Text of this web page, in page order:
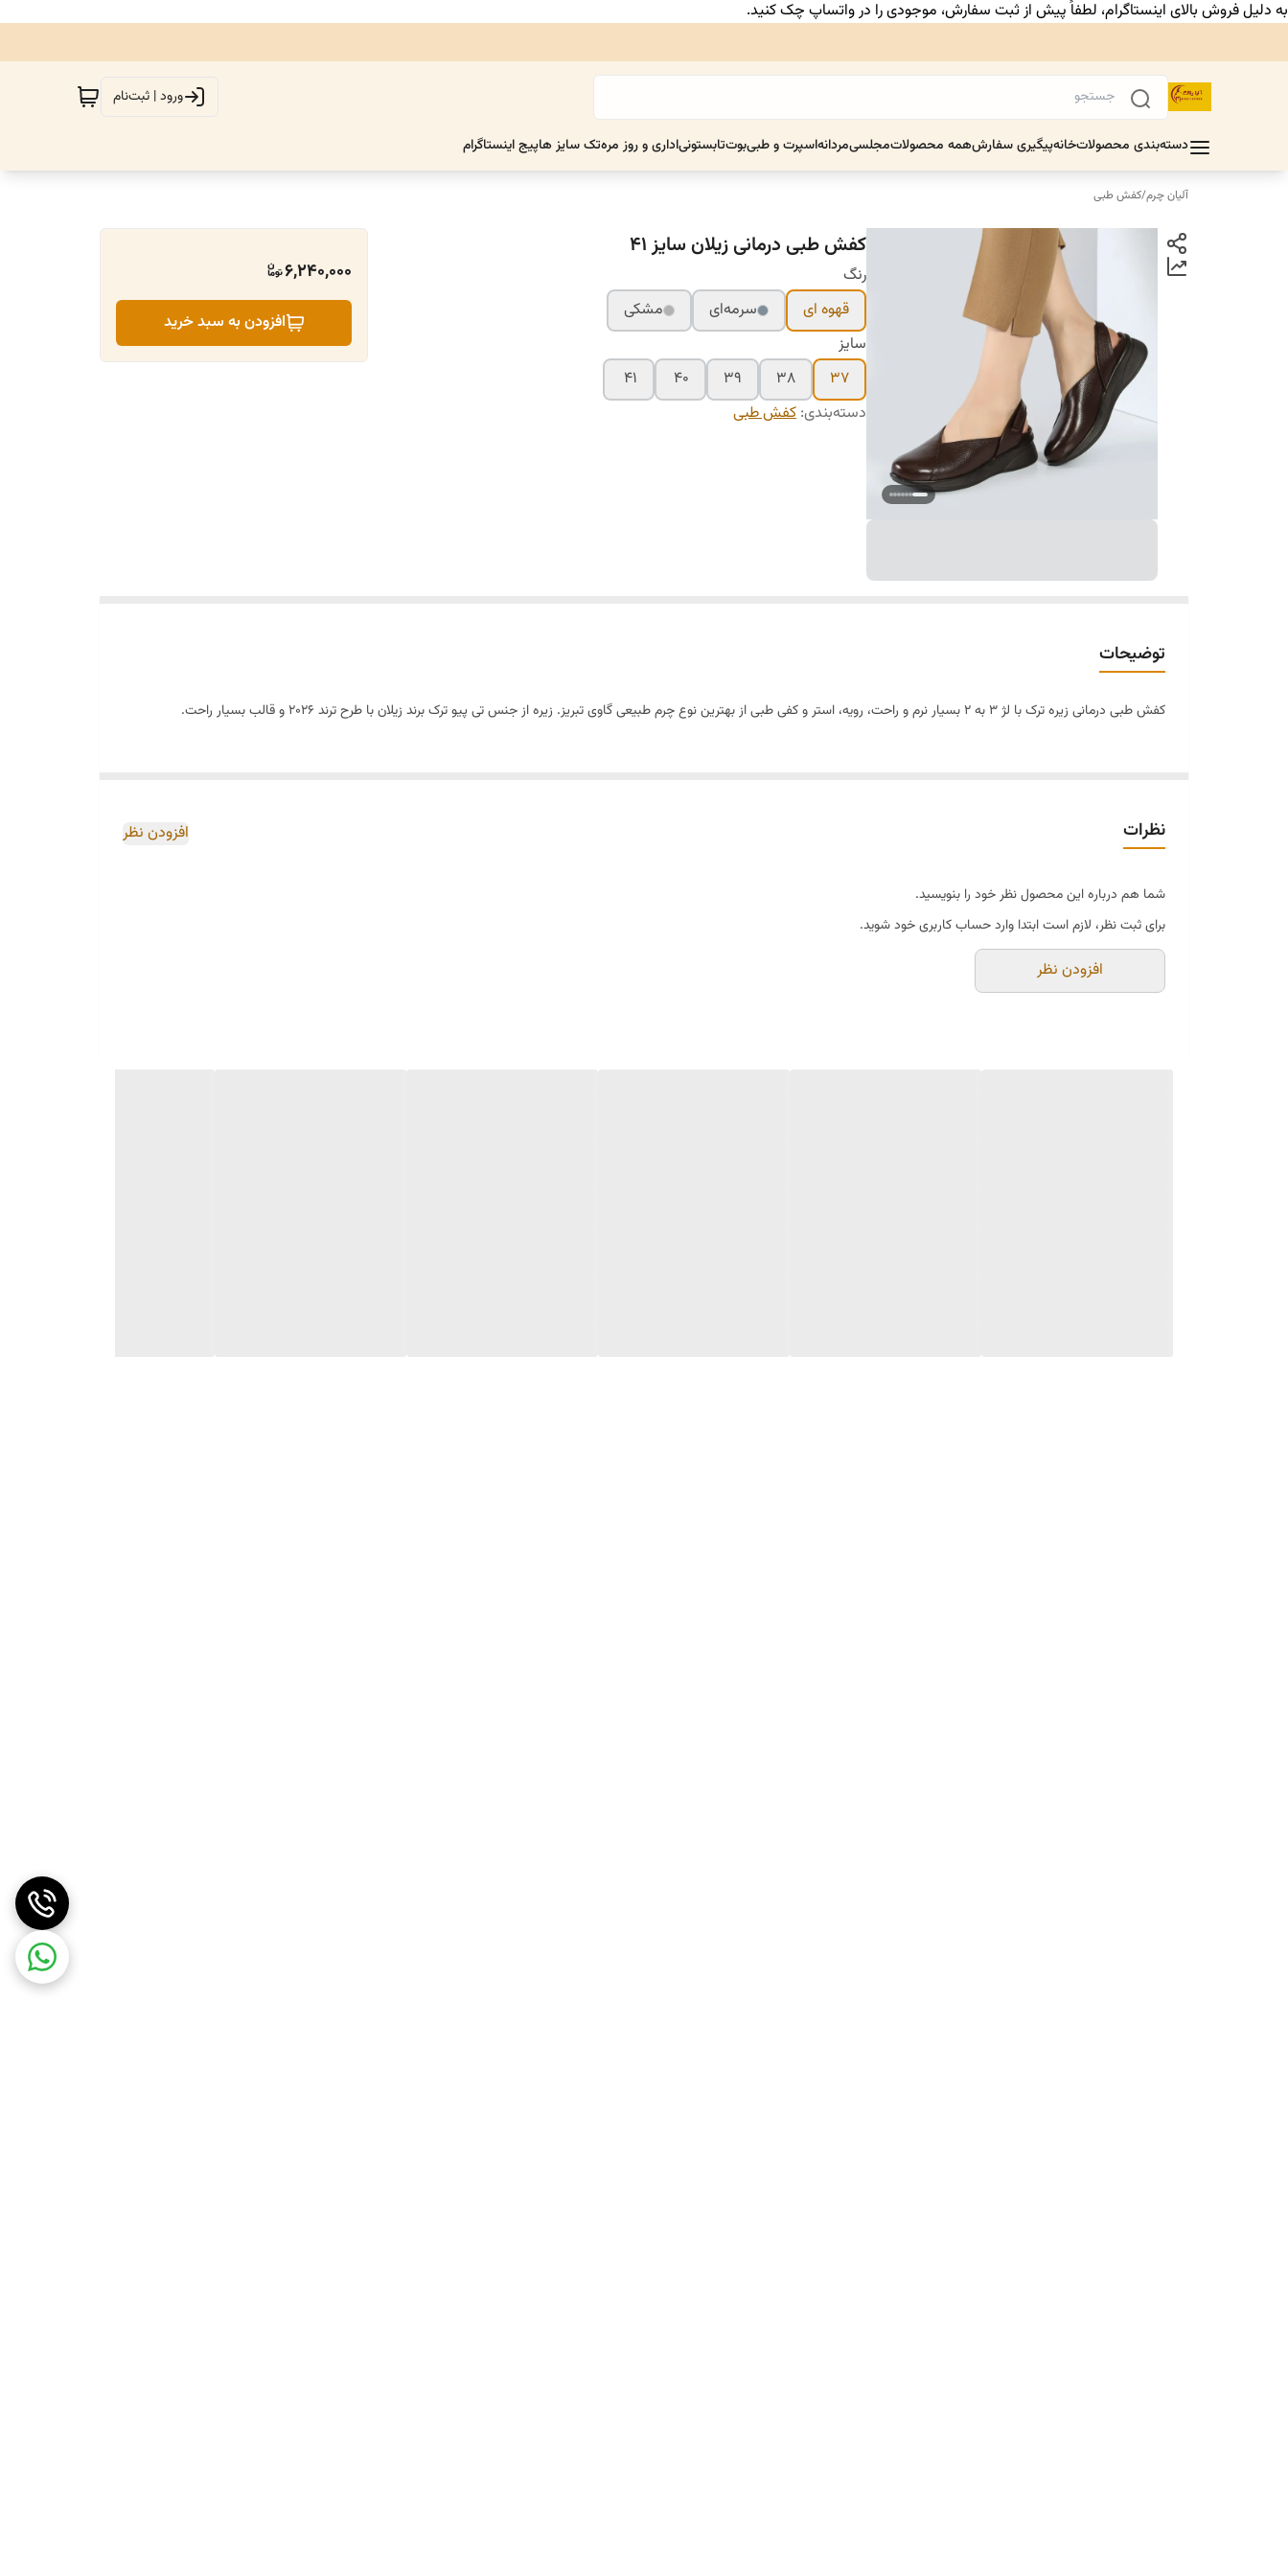
به دلیل فروش بالای اینستاگرام، لطفاً پیش از ثبت سفارش، موجودی را در واتساپ چک کنید.
ورود | ثبت‌نام
دسته‌بندی محصولاتخانهپیگیری سفارشهمه محصولاتمجلسیمردانهاسپرت و طبیبوتتابستونیاداری و روز مرهتک سایز هاپیج اینستاگرام
آلیان چرم/کفش طبی
کفش طبی درمانی زیلان سایز ۴۱
رنگ
قهوه ای
سرمه‌ای
مشکی
سایز
۳۷
۳۸ ۳۹ ۴۰
۴۱
دسته‌بندی: کفش طبی
6,240,000
افزودن به سبد خرید
توضیحات
کفش طبی درمانی زیره ترک با لژ ۳ به ۲ بسیار نرم و راحت، رویه، استر و کفی طبی از بهترین نوع چرم طبیعی گاوی تبریز. زیره از جنس تی پیو ترک برند زیلان با طرح ترند ۲۰۲۶ و قالب بسیار راحت.
نظرات افزودن نظر
شما هم درباره این محصول نظر خود را بنویسید.
برای ثبت نظر، لازم است ابتدا وارد حساب کاربری خود شوید.
افزودن نظر